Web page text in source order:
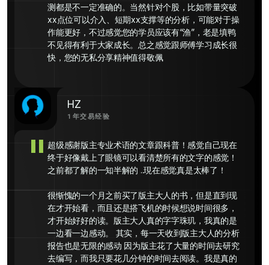
测都是不一定准确的。当然针对个股，比如带量突破
xx点位可以介入、短期xx支撑等的分析，可能对于操
作能更好，不过感觉您的学员应该有“渔”，老是填鸭
不见得有利于大家成长。总之感觉跟师傅学习成长很
快，您的无私分享精神值得敬佩
HZ
1年交易经验
"超级感谢版主专业术语的文章跟科普！感觉自己现在
终于好像戴上了眼镜可以看清楚所有的文字的感觉！
之前都了解的一知半解的 ..現在感觉真是太棒了！
很惭愧的一个月之前买了版主大人的书，但是直到现
在才开始看，而且还是搭飞机的时候想说时间很多，
才开始好好的读。版主大人真的字字珠玑，我真的是
一边看一边感动。 其实，每一天收到版主大人的分析
报告也是无限的感动 因为版主花了大量的时间去研究
去编写，而我只要花几分钟的时间去阅读。我是真的